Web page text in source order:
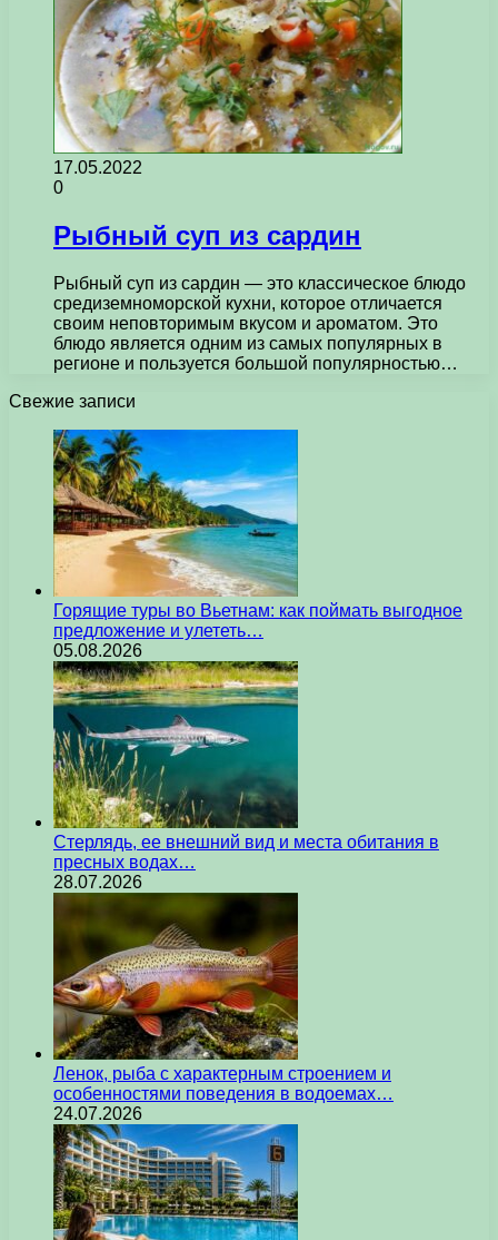
17.05.2022
0
Рыбный суп из сардин
Рыбный суп из сардин — это классическое блюдо
средиземноморской кухни, которое отличается
своим неповторимым вкусом и ароматом. Это
блюдо является одним из самых популярных в
регионе и пользуется большой популярностью…
Свежие записи
Горящие туры во Вьетнам: как поймать выгодное
предложение и улететь…
05.08.2026
Стерлядь, ее внешний вид и места обитания в
пресных водах…
28.07.2026
Ленок, рыба с характерным строением и
особенностями поведения в водоемах…
24.07.2026